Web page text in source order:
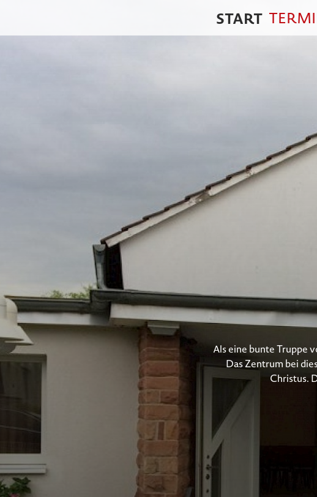
START
Als eine bunte Truppe
Das Zentrum bei
Christus.